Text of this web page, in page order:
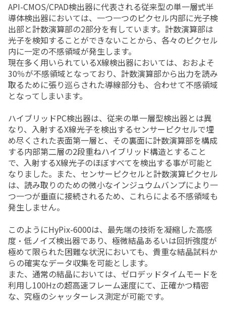
API-CMOS/CPAD検出器に代表される従来型の単一層式半
導体検出器においては、一つ一つのピクセル内部に光子検
出部と計数演算部の2部分を有しています。計数演算部は
光子を検知することができないことから、各々のピクセル
内に一定の不感領域が発生します。
現在多く用いられているX線検出器においては、おおよそ
30％が不感領域となっており、計数演算部から出力を読み
取るために張り巡らされた導線部分も、合わせて不感領域
となってしまいます。
ハイブリッドPC検出器は、従来の単一層型検出器とは異
なり、入射するX線光子を検出するセンサーピクセルで埋
め尽くされた表面第一層と、その裏面に計数演算部を構成
する内部第二層の2段重ねハイブリッド構造とすること
で、入射するX線光子のほぼすべてを検出する事が可能と
なりました。また、センサーピクセルと計数演算ピクセル
は、読み取りのための微小なインジュウムバンプにより一
つ一つが垂直に接続されるため、これらによる不感領域も
発生しません。
このようにHyPix-6000は、最先端の技術を凝縮した高感
度・低ノイズ検出器であり、極微結晶あるいは回折強度が
極めて限られた困難な状況においても、貴重な結晶試料か
らの確実なデータ収集を可能とします。
また、通常の結晶においては、ゼロデッドタイムモードを
利用し100Hzの超高速フレーム速度にて、正確かつ精密
な、究極のシャッターレス測定が可能です。